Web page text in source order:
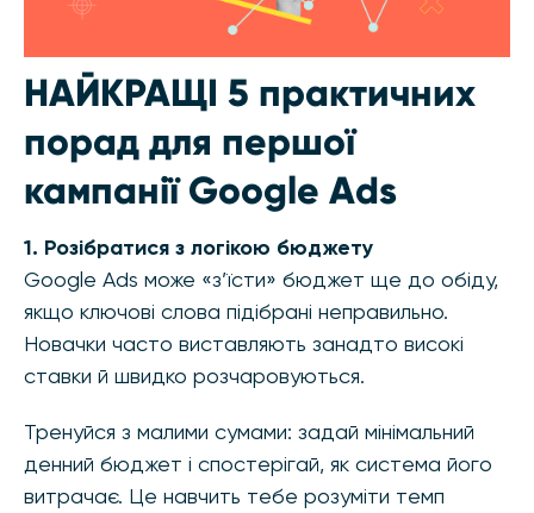
НАЙКРАЩІ 5 практичних
порад для першої
кампанії Google Ads
1. Розібратися з логікою бюджету
Google Ads може «з’їсти» бюджет ще до обіду,
якщо ключові слова підібрані неправильно.
Новачки часто виставляють занадто високі
ставки й швидко розчаровуються.
Тренуйся з малими сумами: задай мінімальний
денний бюджет і спостерігай, як система його
витрачає. Це навчить тебе розуміти темп